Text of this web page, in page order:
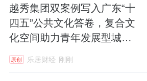
越秀集团双案例写入广东“十
四五”公共文化答卷，复合文
化空间助力青年发展型城市
建设
原创 乐居财经 刚刚